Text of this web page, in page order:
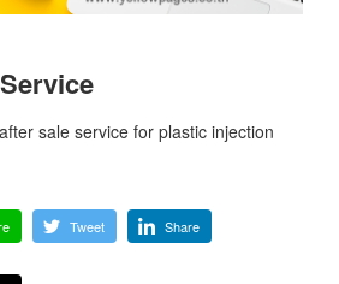
sale service for plastic injection
Tweet Share